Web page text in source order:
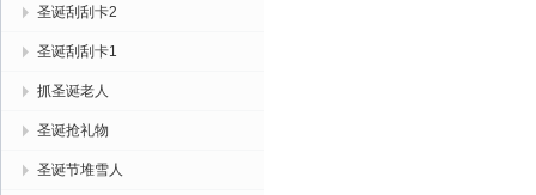
圣诞刮刮卡2
圣诞刮刮卡1
抓圣诞老人
圣诞抢礼物
圣诞节堆雪人